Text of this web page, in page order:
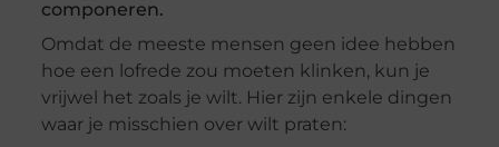
componeren.
Omdat de meeste mensen geen idee hebben
hoe een lofrede zou moeten klinken, kun je
vrijwel het zoals je wilt. Hier zijn enkele dingen
waar je misschien over wilt praten: